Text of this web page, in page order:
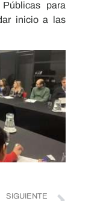
para
inicio a las
SIGUIENTE